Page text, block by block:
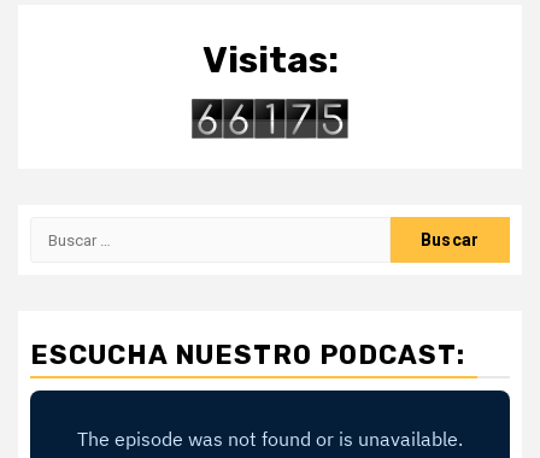
Visitas:
ESCUCHA NUESTRO PODCAST: